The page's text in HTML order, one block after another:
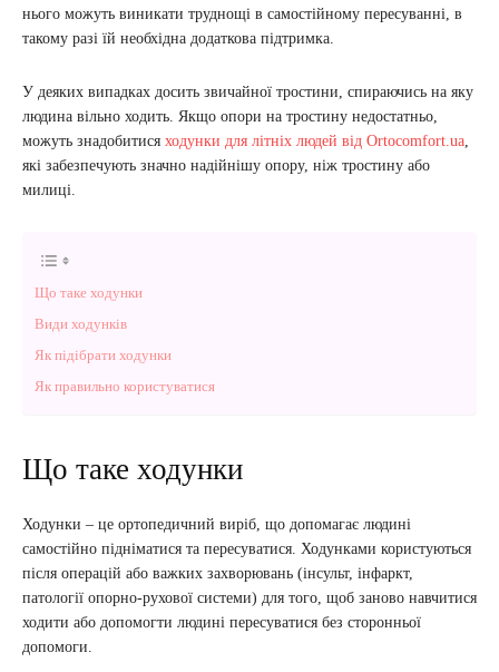
нього можуть виникати труднощі в самостійному пересуванні, в
такому разі їй необхідна додаткова підтримка.
У деяких випадках досить звичайної тростини, спираючись на яку
людина вільно ходить. Якщо опори на тростину недостатньо,
можуть знадобитися ходунки для літніх людей від Ortocomfort.ua,
які забезпечують значно надійнішу опору, ніж тростину або
милиці.
Що таке ходунки
Види ходунків
Як підібрати ходунки
Як правильно користуватися
Що таке ходунки
Ходунки – це ортопедичний виріб, що допомагає людині
самостійно підніматися та пересуватися. Ходунками користуються
після операцій або важких захворювань (інсульт, інфаркт,
патології опорно-рухової системи) для того, щоб заново навчитися
ходити або допомогти людині пересуватися без сторонньої
допомоги.